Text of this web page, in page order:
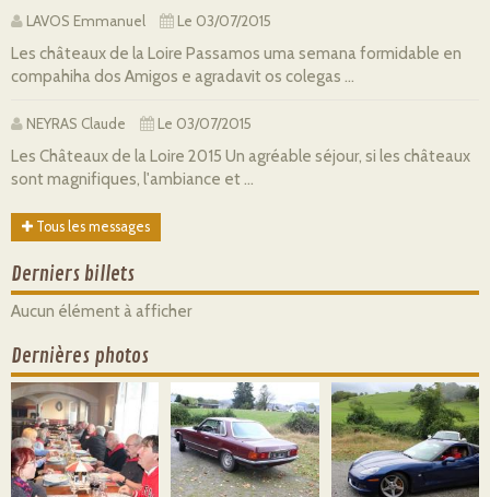
LAVOS Emmanuel Le 03/07/2015
Les châteaux de la Loire Passamos uma semana formidable en
compahiha dos Amigos e agradavit os colegas ...
NEYRAS Claude Le 03/07/2015
Les Châteaux de la Loire 2015 Un agréable séjour, si les châteaux
sont magnifiques, l'ambiance et ...
Tous les messages
Derniers billets
Aucun élément à afficher
Dernières photos